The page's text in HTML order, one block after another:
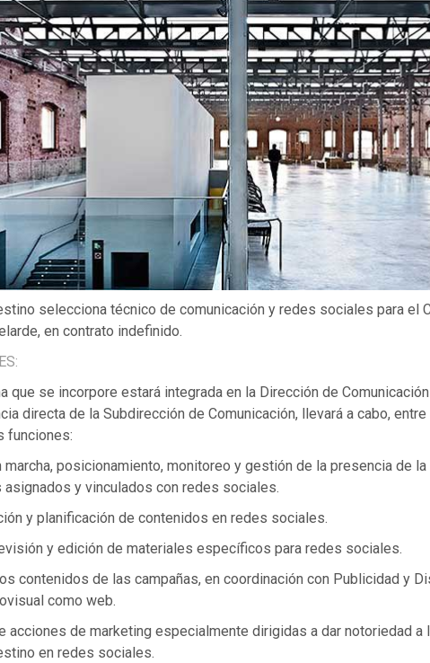
selecciona técnico de comunicación y redes sociales para el
en contrato indefinido.
que se incorpore estará integrada en la Dirección de Comunicación
directa de la Subdirección de Comunicación, llevará a cabo,
funciones:
marcha, posicionamiento, monitoreo y gestión de la presencia de
y vinculados con redes sociales.
y planificación de contenidos en redes sociales.
y edición de materiales específicos para redes sociales.
contenidos de las campañas, en coordinación con Publicidad y
como web.
acciones de marketing especialmente dirigidas a dar notoriedad a
en redes sociales.